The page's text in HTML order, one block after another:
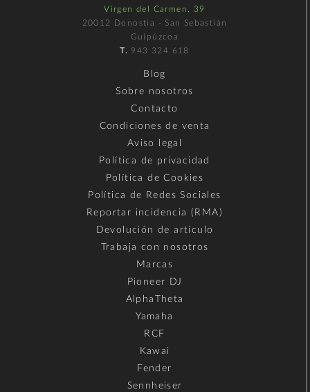
Virgen del Carmen, 39
20012 Donostia - San Sebastián
Guipúzcoa
T. 943 324 618
Blog
Sobre nosotros
Contacto
Condiciones de venta
Aviso legal
Política de privacidad
Política de Cookies
Política de Redes Sociales
Reportar incidencia (RMA)
Devolución de artículo
Trabaja con nosotros
Marcas
Pioneer DJ
AlphaTheta
Yamaha
RCF
Kawai
Fender
Sennheiser